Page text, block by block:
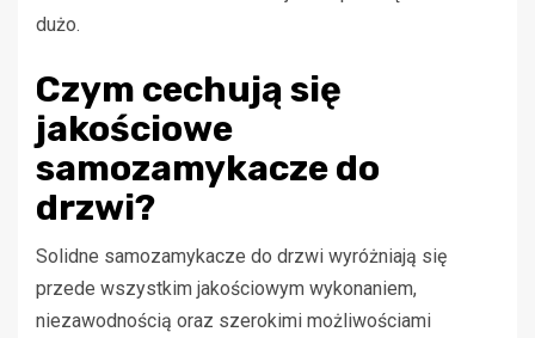
dużo.
Czym cechują się
jakościowe
samozamykacze do
drzwi?
Solidne samozamykacze do drzwi wyróżniają się
przede wszystkim jakościowym wykonaniem,
niezawodnością oraz szerokimi możliwościami